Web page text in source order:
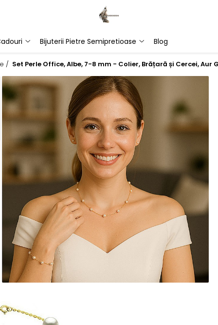
Bijuterii Pietre Semipretioase Blog
/ Set Perle Office, Albe, 7-8 mm - Colier, Brățară și Cercei, Aur